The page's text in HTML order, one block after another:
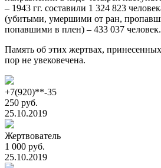
– 1943 гг. составили 1 324 823
(убитыми, умершими от ран,
попавшими в плен) – 433 037 человек.
Память об этих жертвах,
пор не увековечена.
+7(920)**-35
250 руб.
25.10.2019
Жертвователь
1 000 руб.
25.10.2019